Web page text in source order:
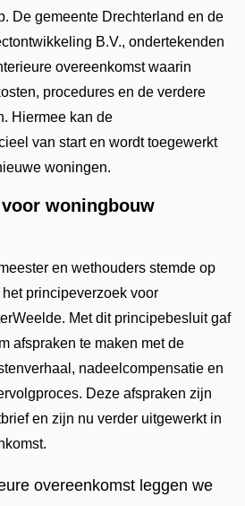
De gemeente Drechterland en de
B.V., ondertekenden
overeenkomst waarin
procedures en de verdere
Hiermee kan de
van start en wordt toegewerkt
woningen.
woningbouw
en wethouders stemde op
principeverzoek voor
Met dit principebesluit gaf
afspraken te maken met de
nadeelcompensatie en
Deze afspraken zijn
en zijn nu verder uitgewerkt in
overeenkomst leggen we